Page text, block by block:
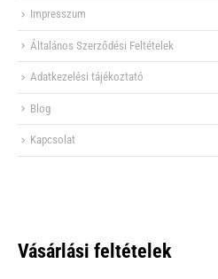
Impresszum
Általános Szerződési Feltételek
Adatkezelési tájékoztató
Blog
Kapcsolat
Vásárlási feltételek